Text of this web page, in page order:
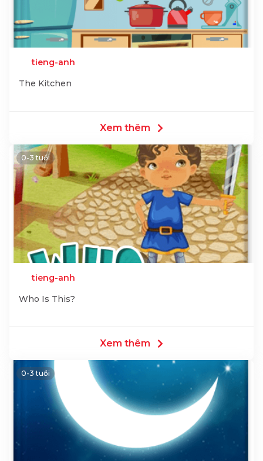
tieng-anh
The Kitchen
Xem thêm
0-3 tuổi
tieng-anh
Who Is This?
Xem thêm
0-3 tuổi